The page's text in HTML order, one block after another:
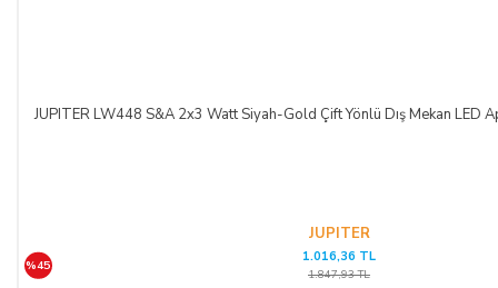
JUPITER LW448 S&A 2x3 Watt Siyah-Gold Çift Yönlü Dış Mekan LED
JUPITER
%45
1.016,36 TL
1.847,93 TL